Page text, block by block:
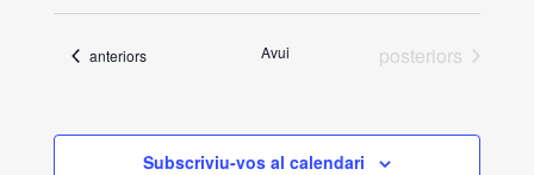
Esdeveniments
anteriors Avui Esdeveniments
posteriors
Subscriviu-vos al calendari